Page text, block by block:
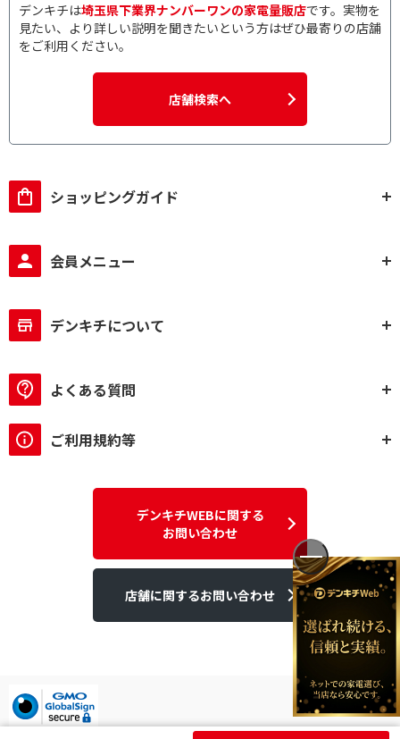
デンキチは埼玉県下業界ナンバーワンの家電量販店です。実物を
見たい、より詳しい説明を聞きたいという方はぜひ最寄りの店舗
をご利用ください。
店舗検索へ
ショッピングガイド
会員メニュー
デンキチについて
よくある質問
ご利用規約等
デンキチWEBに関する
お問い合わせ
店舗に関するお問い合わせ